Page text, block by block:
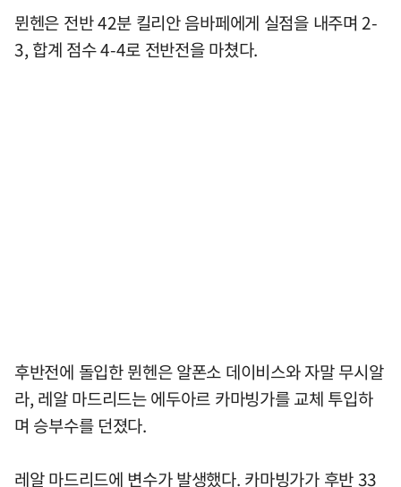
뮌헨은 전반 42분 킬리안 음바페에게 실점을 내주며 2-
3, 합계 점수 4-4로 전반전을 마쳤다.
후반전에 돌입한 뮌헨은 알폰소 데이비스와 자말 무시알
라, 레알 마드리드는 에두아르 카마빙가를 교체 투입하
며 승부수를 던졌다.
레알 마드리드에 변수가 발생했다. 카마빙가가 후반 33